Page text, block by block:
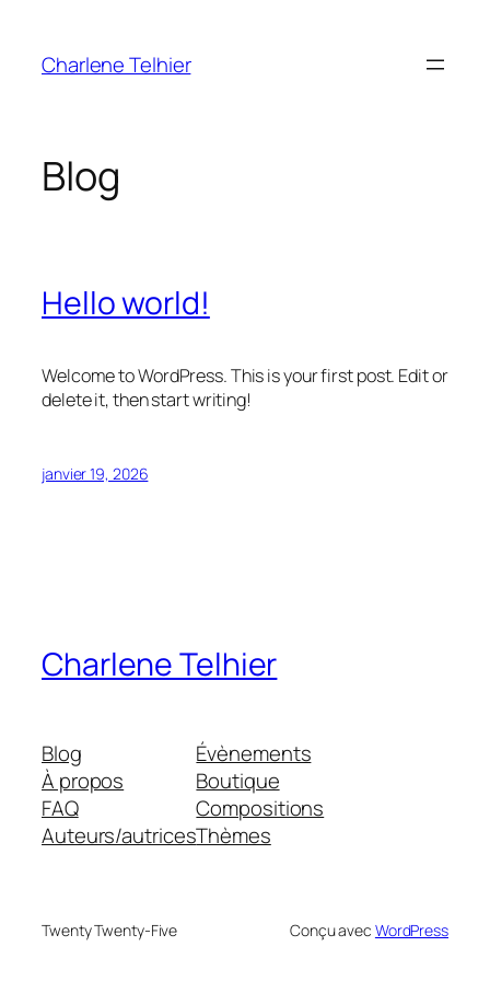
contenu
Charlene Telhier
Blog
Hello world!
Welcome to WordPress. This is your first post. Edit or
delete it, then start writing!
janvier 19, 2026
Charlene Telhier
Blog
À propos
FAQ
Auteurs/autrices
Évènements
Boutique
Compositions
Thèmes
Twenty Twenty-Five Conçu avec WordPress